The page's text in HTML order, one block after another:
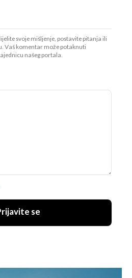
svoje mišljenje, postavite pitanja ili
Vaš komentar može potaknuti
našeg portala.
se